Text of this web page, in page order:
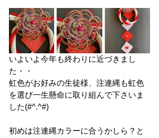
いよいよ今年も終わりに近づきまし
た・・
虹色がお好みの生徒様、注連縄も虹色
を選び一生懸命に取り組んで下さいま
した(#^.^#)
初めは注連縄カラーに合うかしら？と